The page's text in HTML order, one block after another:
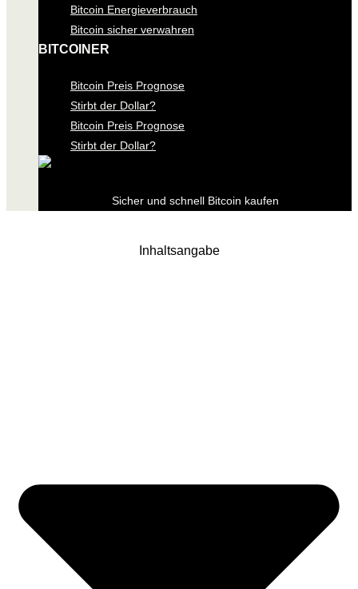
Bitcoin Energieverbrauch
Bitcoin sicher verwahren
BITCOINER
Bitcoin Preis Prognose
Stirbt der Dollar?
Bitcoin Preis Prognose
Stirbt der Dollar?
Sicher und schnell Bitcoin kaufen
Inhaltsangabe